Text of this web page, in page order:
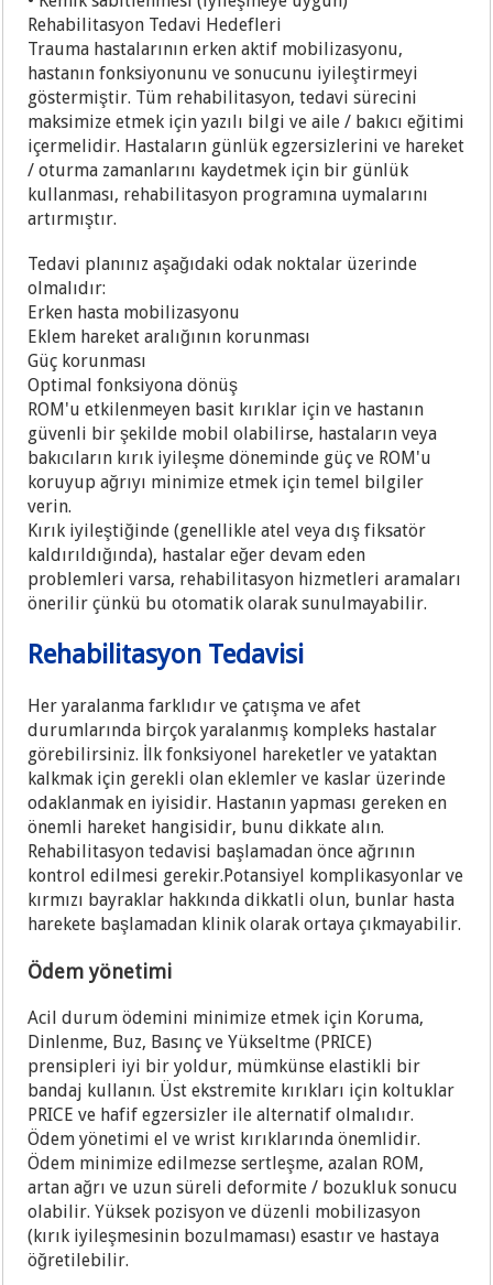
Rehabilitasyon Tedavi Hedefleri
Trauma hastalarının erken aktif mobilizasyonu,
hastanın fonksiyonunu ve sonucunu iyileştirmeyi
göstermiştir. Tüm rehabilitasyon, tedavi sürecini
maksimize etmek için yazılı bilgi ve aile / bakıcı eğitimi
içermelidir. Hastaların günlük egzersizlerini ve hareket
/ oturma zamanlarını kaydetmek için bir günlük
kullanması, rehabilitasyon programına uymalarını
artırmıştır.
Tedavi planınız aşağıdaki odak noktalar üzerinde
olmalıdır:
Erken hasta mobilizasyonu
Eklem hareket aralığının korunması
Güç korunması
Optimal fonksiyona dönüş
ROM'u etkilenmeyen basit kırıklar için ve hastanın
güvenli bir şekilde mobil olabilirse, hastaların veya
bakıcıların kırık iyileşme döneminde güç ve ROM'u
koruyup ağrıyı minimize etmek için temel bilgiler
verin.
Kırık iyileştiğinde (genellikle atel veya dış fiksatör
kaldırıldığında), hastalar eğer devam eden
problemleri varsa, rehabilitasyon hizmetleri aramaları
önerilir çünkü bu otomatik olarak sunulmayabilir.
Rehabilitasyon Tedavisi
Her yaralanma farklıdır ve çatışma ve afet
durumlarında birçok yaralanmış kompleks hastalar
görebilirsiniz. İlk fonksiyonel hareketler ve yataktan
kalkmak için gerekli olan eklemler ve kaslar üzerinde
odaklanmak en iyisidir. Hastanın yapması gereken en
önemli hareket hangisidir, bunu dikkate alın.
Rehabilitasyon tedavisi başlamadan önce ağrının
kontrol edilmesi gerekir.Potansiyel komplikasyonlar ve
kırmızı bayraklar hakkında dikkatli olun, bunlar hasta
harekete başlamadan klinik olarak ortaya çıkmayabilir.
Ödem yönetimi
Acil durum ödemini minimize etmek için Koruma,
Dinlenme, Buz, Basınç ve Yükseltme (PRICE)
prensipleri iyi bir yoldur, mümkünse elastikli bir
bandaj kullanın. Üst ekstremite kırıkları için koltuklar
PRICE ve hafif egzersizler ile alternatif olmalıdır.
Ödem yönetimi el ve wrist kırıklarında önemlidir.
Ödem minimize edilmezse sertleşme, azalan ROM,
artan ağrı ve uzun süreli deformite / bozukluk sonucu
olabilir. Yüksek pozisyon ve düzenli mobilizasyon
(kırık iyileşmesinin bozulmaması) esastır ve hastaya
öğretilebilir.